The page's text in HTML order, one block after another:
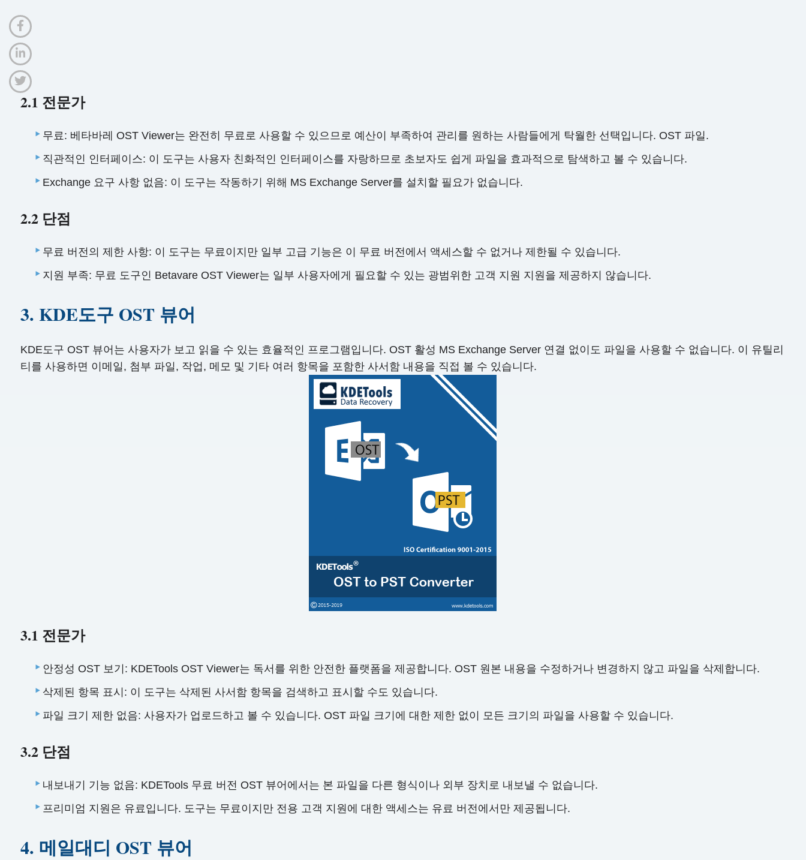
2.1 전문가
무료: 베타바레 OST Viewer는 완전히 무료로 사용할 수 있으므로 예산이 부족하여 관리를 원하는 사람들에게 탁월한 선택입니다. OST 파일.
직관적인 인터페이스: 이 도구는 사용자 친화적인 인터페이스를 자랑하므로 초보자도 쉽게 파일을 효과적으로 탐색하고 볼 수 있습니다.
Exchange 요구 사항 없음: 이 도구는 작동하기 위해 MS Exchange Server를 설치할 필요가 없습니다.
2.2 단점
무료 버전의 제한 사항: 이 도구는 무료이지만 일부 고급 기능은 이 무료 버전에서 액세스할 수 없거나 제한될 수 있습니다.
지원 부족: 무료 도구인 Betavare OST Viewer는 일부 사용자에게 필요할 수 있는 광범위한 고객 지원 지원을 제공하지 않습니다.
3. KDE도구 OST 뷰어
KDE도구 OST 뷰어는 사용자가 보고 읽을 수 있는 효율적인 프로그램입니다. OST 활성 MS Exchange Server 연결 없이도 파일을 사용할 수 없습니다. 이 유틸리
티를 사용하면 이메일, 첨부 파일, 작업, 메모 및 기타 여러 항목을 포함한 사서함 내용을 직접 볼 수 있습니다.
3.1 전문가
안정성 OST 보기: KDETools OST Viewer는 독서를 위한 안전한 플랫폼을 제공합니다. OST 원본 내용을 수정하거나 변경하지 않고 파일을 삭제합니다.
삭제된 항목 표시: 이 도구는 삭제된 사서함 항목을 검색하고 표시할 수도 있습니다.
파일 크기 제한 없음: 사용자가 업로드하고 볼 수 있습니다. OST 파일 크기에 대한 제한 없이 모든 크기의 파일을 사용할 수 있습니다.
3.2 단점
내보내기 기능 없음: KDETools 무료 버전 OST 뷰어에서는 본 파일을 다른 형식이나 외부 장치로 내보낼 수 없습니다.
프리미엄 지원은 유료입니다. 도구는 무료이지만 전용 고객 지원에 대한 액세스는 유료 버전에서만 제공됩니다.
4. 메일대디 OST 뷰어